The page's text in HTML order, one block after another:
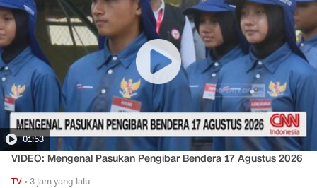
01:53
VIDEO: Mengenal Pasukan Pengibar Bendera 17 Agustus 2026
TV •3 jam yang lalu